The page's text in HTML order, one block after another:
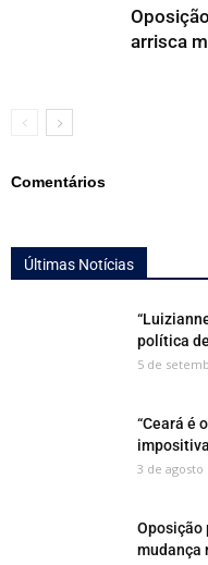
arrisca
Comentários
Últimas Notícias
política
5 de
“Ceará é
3 de agosto
Oposição
mudança